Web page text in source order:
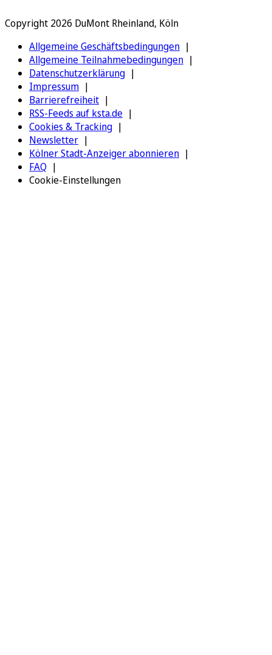
Copyright 2026 DuMont Rheinland, Köln
Allgemeine Geschäftsbedingungen
Allgemeine Teilnahmebedingungen
Datenschutzerklärung
Impressum
Barrierefreiheit
RSS-Feeds auf ksta.de
Cookies & Tracking
Newsletter
Kölner Stadt-Anzeiger abonnieren
FAQ
Cookie-Einstellungen